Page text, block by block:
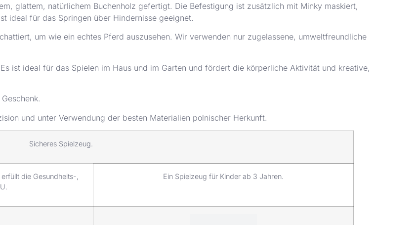
glattem, natürlichem Buchenholz gefertigt. Die Befestigung ist zusätzlich mit Minky maskiert,
ideal für das Springen über Hindernisse geeignet.
um wie ein echtes Pferd auszusehen. Wir verwenden nur zugelassene, umweltfreundliche
ist ideal für das Spielen im Haus und im Garten und fördert die körperliche Aktivität und kreative,
und unter Verwendung der besten Materialien polnischer Herkunft.
Sicheres Spielzeug.
die Gesundheits-,
Ein Spielzeug für Kinder ab 3 Jahren.